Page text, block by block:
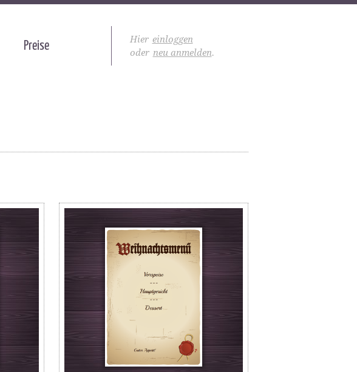
Hier einloggen
oder neu anmelden.
Preise